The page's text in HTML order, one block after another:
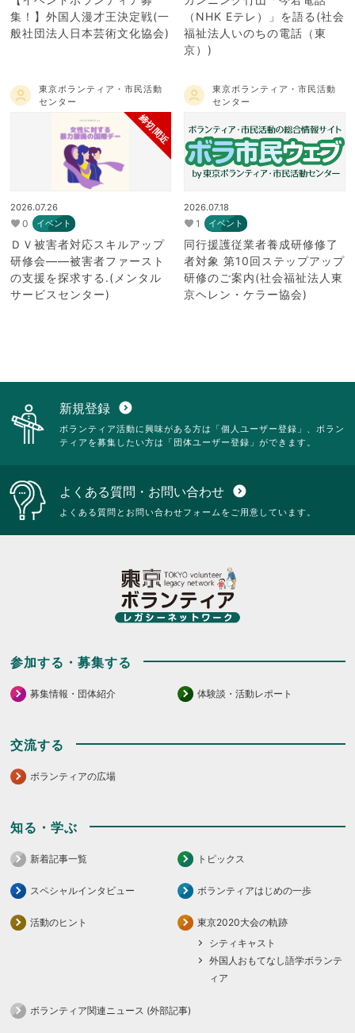
集！】外国人漫才王決定戦(一
般社団法人日本芸術文化協会)
（NHK Eテレ）」を語る(社会
福祉法人いのちの電話（東
京）)
東京ボランティア・市民活動
センター
締切間近
2026.07.26
0 イベント
ＤＶ被害者対応スキルアップ
研修会――被害者ファースト
の支援を探求する.(メンタル
サービスセンター)
東京ボランティア・市民活動
センター
2026.07.18
1 イベント
同行援護従業者養成研修修了
者対象 第10回ステップアップ
研修のご案内(社会福祉法人東
京ヘレン・ケラー協会)
新規登録 expand_circle_down
ボランティア活動に興味がある方は「個人ユーザー登録」、ボラン
ティアを募集したい方は「団体ユーザー登録」ができます。
よくある質問・お問い合わせ expand_circle_down
よくある質問とお問い合わせフォームをご用意しています。
参加する・募集する
募集情報・団体紹介 体験談・活動レポート
交流する
ボランティアの広場
知る・学ぶ
新着記事一覧 トピックス
スペシャルインタビュー ボランティアはじめの一歩
活動のヒント
東京2020大会の軌跡
シティキャスト
外国人おもてなし語学ボランテ
ィア
ボランティア関連ニュース (外部記事)